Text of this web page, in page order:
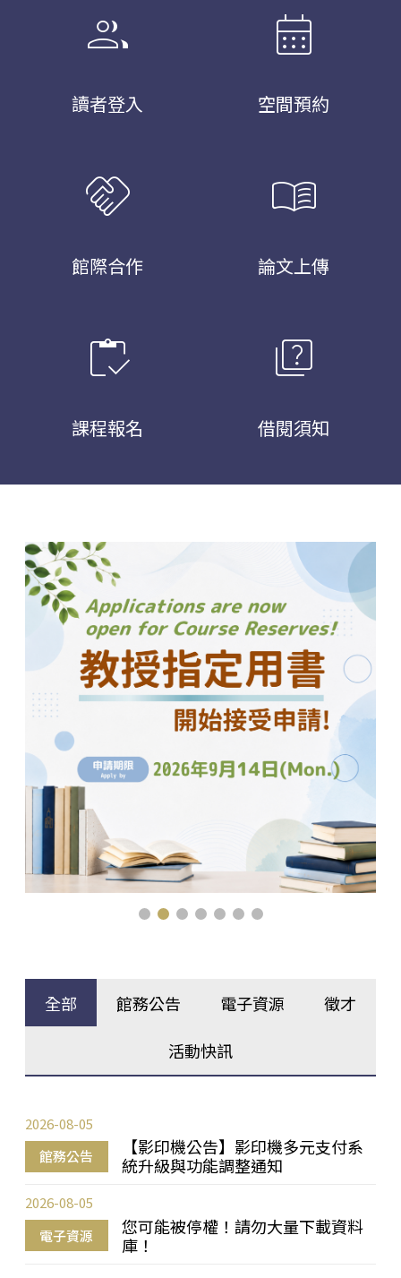
group
讀者登入
calendar_month
空間預約
handshake
館際合作
menu_book
論文上傳
inventory
課程報名
quiz
借閱須知
全部 館務公告 電子資源 徵才
活動快訊
館務公告
【影印機公告】影印機多元支付系
統升級與功能調整通知
2026-08-05
電子資源
您可能被停權！請勿大量下載資料
庫！
2026-08-05